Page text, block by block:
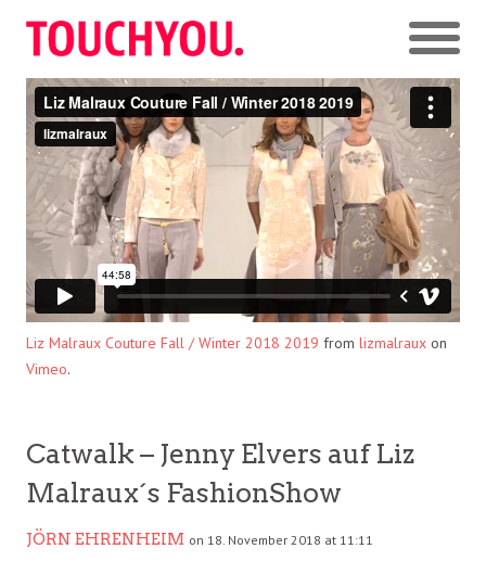
Liz Malraux Couture Fall / Winter 2018 2019 from lizmalraux on
Vimeo.
Catwalk – Jenny Elvers auf Liz
Malraux´s FashionShow
JÖRN EHRENHEIM on 18. November 2018 at 11:11